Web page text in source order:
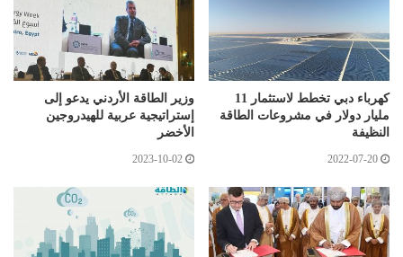
كهرباء دبي تخطط لاستثمار 11
مليار دولار في مشروعات الطاقة
النظيفة
2022-07-20
وزير الطاقة الأردني يدعو إلى
إستراتيجية عربية للهيدروجين
الأخضر
2023-10-02